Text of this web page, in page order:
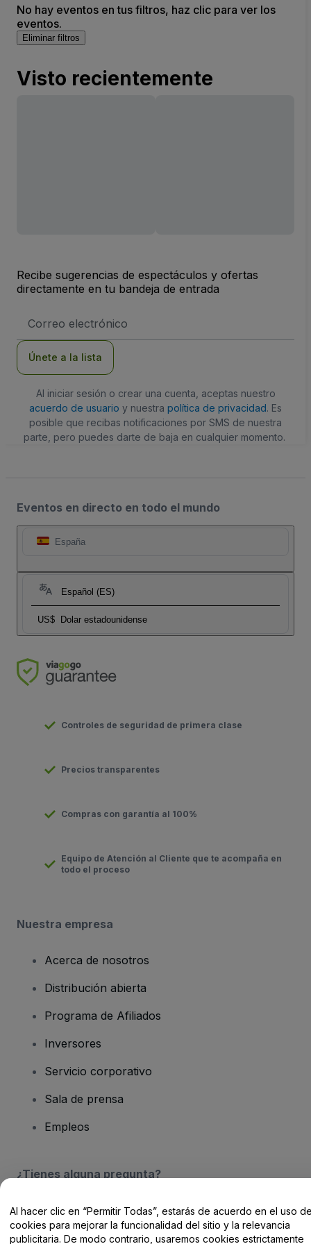
No hay eventos en tus filtros, haz clic para ver los
eventos.
Eliminar filtros
Visto recientemente
Recibe sugerencias de espectáculos y ofertas
directamente en tu bandeja de entrada
de
Únete a la lista
Al iniciar sesión o crear una cuenta, aceptas nuestro
acuerdo de usuario y nuestra política de privacidad. Es
posible que recibas notificaciones por SMS de nuestra
parte, pero puedes darte de baja en cualquier momento.
Eventos en directo en todo el mundo
España
Español (ES)
US$ Dolar estadounidense
Controles de seguridad de primera clase
Precios transparentes
Compras con garantía al 100%
Equipo de Atención al Cliente que te acompaña en
todo el proceso
Nuestra empresa
Acerca de nosotros
Distribución abierta
Programa de Afiliados
Inversores
Servicio corporativo
Sala de prensa
Empleos
¿Tienes alguna pregunta?
Centro de Ayuda / Contacto
Al hacer clic en “Permitir Todas”, estarás de acuerdo en el uso
cookies para mejorar la funcionalidad del sitio y la relevancia
publicitaria. De modo contrario, usaremos cookies estrictamente